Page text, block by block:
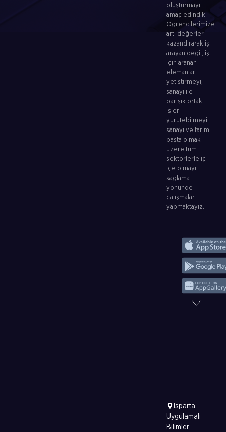
oluşturmayı
amaç edindik.
Öğrencilerimize
artı değerler
kazandırarak iş
arayan değil, iş
için aranan
elemanlar
yetiştirmeyi,
sanayi ile
barışık ortak
işler
yürütebilmeyi,
sanayi ve tarım
başta olmak
üzere tüm
sektörlerle iç
içe olmayı
sağlama
yönünde
çalışmalar
yapmaktayız.
Isparta
Uygulamalı
Bilimler